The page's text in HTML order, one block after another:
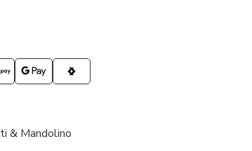
& Mandolino